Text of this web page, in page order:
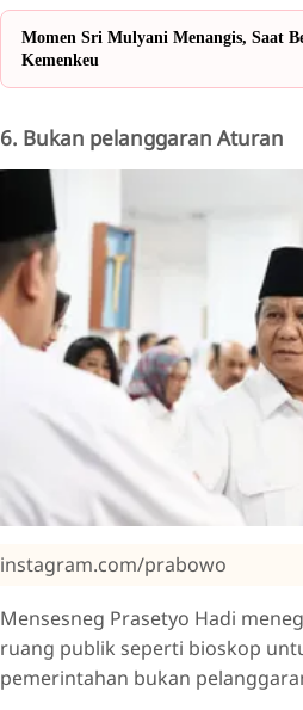
Momen Sri Mulyani Menangis, Saat
Kemenkeu
6. Bukan pelanggaran Aturan
instagram.com/prabowo
Mensesneg Prasetyo Hadi
ruang publik seperti bioskop
pemerintahan bukan